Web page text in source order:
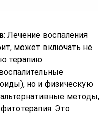
: Лечение воспаления
может включать не
терапию
но и физическую
методы,
Это